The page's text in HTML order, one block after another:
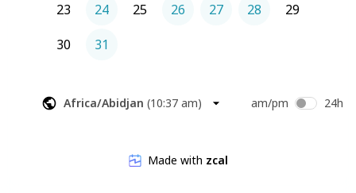
23
24 25 26 27 28
29
30
31
Africa/Abidjan (10:37 am) am/pm 24h
Made with zcal